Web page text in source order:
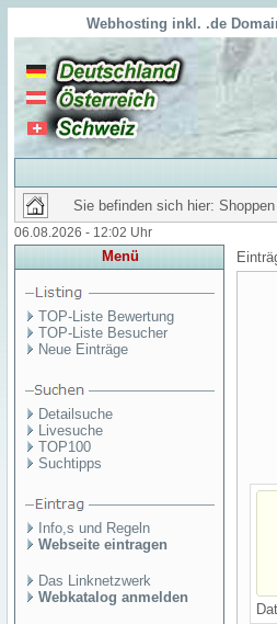
Webhosting inkl. .de
Sie befinden sich hier:
06.08.2026 - 12:02 Uhr
Menü
TOP-Liste Bewertung
TOP-Liste Besucher
Neue Einträge
Detailsuche
Livesuche
TOP100
Suchtipps
Info,s und Regeln
Webseite eintragen
Das Linknetzwerk
Webkatalog anmelden